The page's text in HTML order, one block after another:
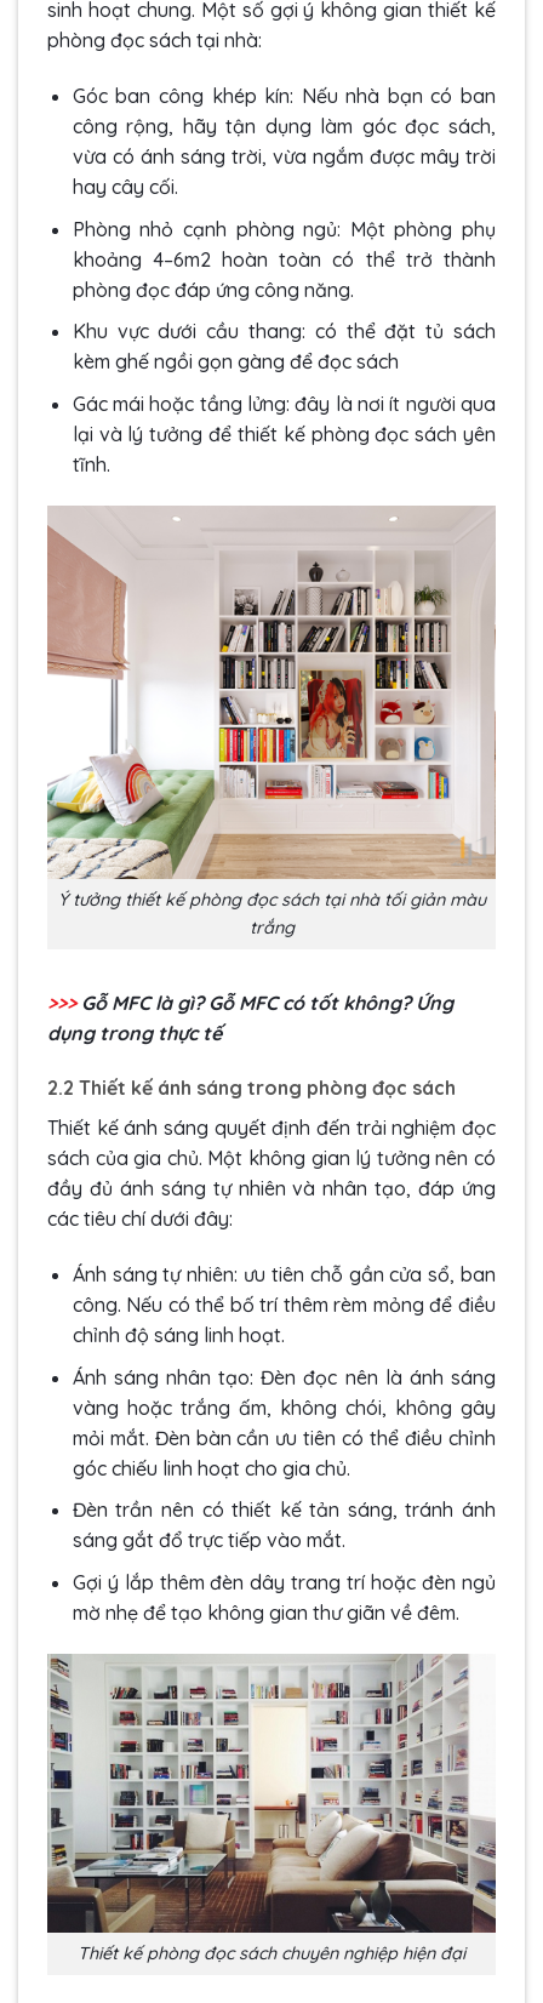
sinh hoạt chung. Một số gợi ý không gian thiết kế
phòng đọc sách tại nhà:
Góc ban công khép kín: Nếu nhà bạn có ban
công rộng, hãy tận dụng làm góc đọc sách,
vừa có ánh sáng trời, vừa ngắm được mây trời
hay cây cối.
Phòng nhỏ cạnh phòng ngủ: Một phòng phụ
khoảng 4–6m2 hoàn toàn có thể trở thành
phòng đọc đáp ứng công năng.
Khu vực dưới cầu thang: có thể đặt tủ sách
kèm ghế ngồi gọn gàng để đọc sách
Gác mái hoặc tầng lửng: đây là nơi ít người qua
lại và lý tưởng để thiết kế phòng đọc sách yên
tĩnh.
Ý tưởng thiết kế phòng đọc sách tại nhà tối giản màu
trắng
>>> Gỗ MFC là gì? Gỗ MFC có tốt không? Ứng
dụng trong thực tế
2.2 Thiết kế ánh sáng trong phòng đọc sách
Thiết kế ánh sáng quyết định đến trải nghiệm đọc
sách của gia chủ. Một không gian lý tưởng nên có
đầy đủ ánh sáng tự nhiên và nhân tạo, đáp ứng
các tiêu chí dưới đây:
Ánh sáng tự nhiên: ưu tiên chỗ gần cửa sổ, ban
công. Nếu có thể bố trí thêm rèm mỏng để điều
chỉnh độ sáng linh hoạt.
Ánh sáng nhân tạo: Đèn đọc nên là ánh sáng
vàng hoặc trắng ấm, không chói, không gây
mỏi mắt. Đèn bàn cần ưu tiên có thể điều chỉnh
góc chiếu linh hoạt cho gia chủ.
Đèn trần nên có thiết kế tản sáng, tránh ánh
sáng gắt đổ trực tiếp vào mắt.
Gợi ý lắp thêm đèn dây trang trí hoặc đèn ngủ
mờ nhẹ để tạo không gian thư giãn về đêm.
Thiết kế phòng đọc sách chuyên nghiệp hiện đại